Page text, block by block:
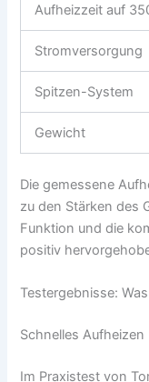
Aufheizzeit auf
Stromversorgung
Spitzen-System
Gewicht
Die gemessene
zu den Stärken des
Funktion und die
positiv
Testergebnisse:
Schnelles Aufheizen
Im Praxistest von